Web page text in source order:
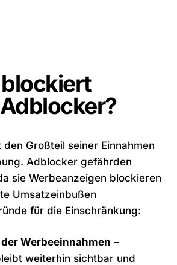
Großteil seiner Einnahmen
Adblocker gefährden
sie Werbeanzeigen blockieren
Umsatzeinbußen
für die Einschränkung:
Werbeeinnahmen –
weiterhin sichtbar und